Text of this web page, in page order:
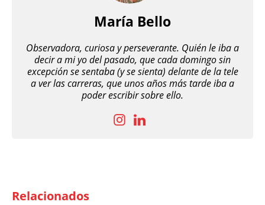
María Bello
Observadora, curiosa y perseverante. Quién le iba a
decir a mi yo del pasado, que cada domingo sin
excepción se sentaba (y se sienta) delante de la tele
a ver las carreras, que unos años más tarde iba a
poder escribir sobre ello.
Relacionados